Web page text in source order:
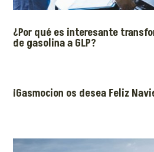
¿Por qué es interesante
de gasolina a GLP?
¡Gasmocion os desea Feliz